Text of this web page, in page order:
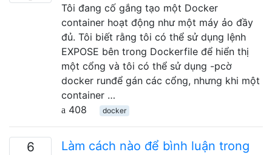
Tôi đang cố gắng tạo một Docker
container hoạt động như một máy ảo đầy
đủ. Tôi biết rằng tôi có thể sử dụng lệnh
EXPOSE bên trong Dockerfile để hiển thị
một cổng và tôi có thể sử dụng -pcờ
docker runđể gán các cổng, nhưng khi một
container …
408
docker
6
Làm cách nào để bình luận trong